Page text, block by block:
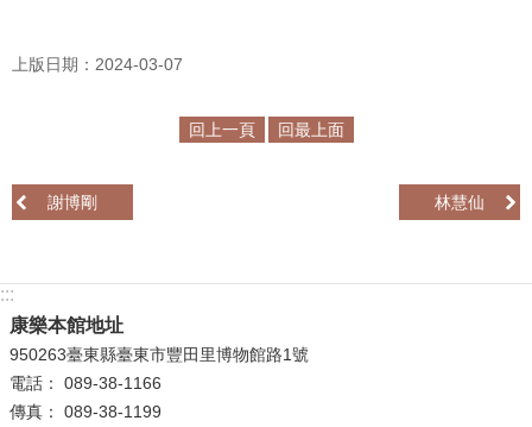
服
別
平
友
善
措
上版日期：2024-03-07
回上一頁 回最上面
謝博剛 林慧仙
:::
康樂本館地址
950263臺東縣臺東市豐田里博物館路1號
電話： 089-38-1166
傳真： 089-38-1199